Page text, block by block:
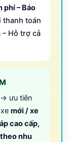
phí – Báo
thanh toán
– Hỗ trợ cả
→ ưu tiên
mới / xe
cao cấp,
nhu